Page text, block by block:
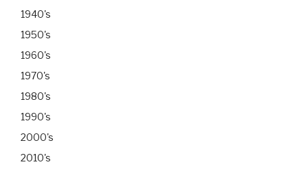
1940's
1950's
1960's
1970's
1980's
1990's
2000's
2010's